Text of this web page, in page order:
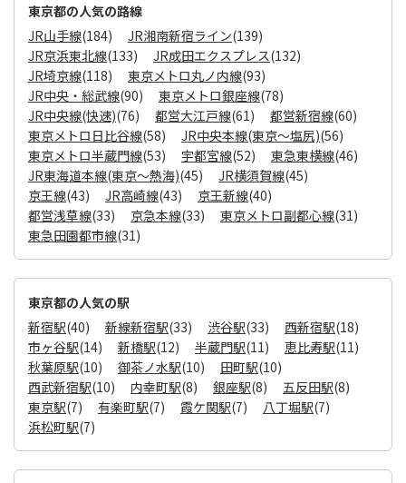
東京都の人気の路線
JR山手線(184) JR湘南新宿ライン(139)
JR京浜東北線(133) JR成田エクスプレス(132)
JR埼京線(118) 東京メトロ丸ノ内線(93)
JR中央・総武線(90) 東京メトロ銀座線(78)
JR中央線(快速)(76) 都営大江戸線(61) 都営新宿線(60)
東京メトロ日比谷線(58) JR中央本線(東京～塩尻)(56)
東京メトロ半蔵門線(53) 宇都宮線(52) 東急東横線(46)
JR東海道本線(東京～熱海)(45) JR横須賀線(45)
京王線(43) JR高崎線(43) 京王新線(40)
都営浅草線(33) 京急本線(33) 東京メトロ副都心線(31)
東急田園都市線(31)
東京都の人気の駅
新宿駅(40) 新線新宿駅(33) 渋谷駅(33) 西新宿駅(18)
市ヶ谷駅(14) 新橋駅(12) 半蔵門駅(11) 恵比寿駅(11)
秋葉原駅(10) 御茶ノ水駅(10) 田町駅(10)
西武新宿駅(10) 内幸町駅(8) 銀座駅(8) 五反田駅(8)
東京駅(7) 有楽町駅(7) 霞ケ関駅(7) 八丁堀駅(7)
浜松町駅(7)